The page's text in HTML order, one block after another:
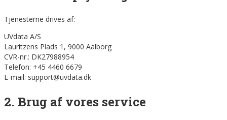
Tjenesterne drives af:
UVdata A/S
Lauritzens Plads 1, 9000 Aalborg
CVR-nr.: DK27988954
Telefon: +45 4460 6679
E-mail: support@uvdata.dk
2. Brug af vores service